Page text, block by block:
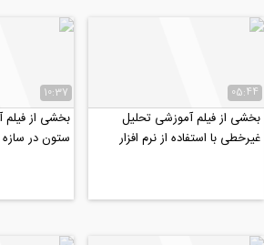
05:44
بخشی از فیلم آموزشی تحلیل
غیرخطی با استفاده از نرم افزار
10:37
بخشی از
ستون در